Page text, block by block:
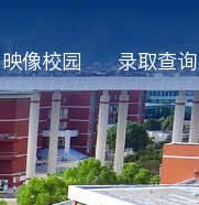
映像校园 录取查询